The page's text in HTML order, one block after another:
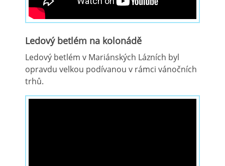
Ledový betlém na kolonádě
Ledový betlém v Mariánských Lázních byl
opravdu velkou podívanou v rámci vánočních
trhů.